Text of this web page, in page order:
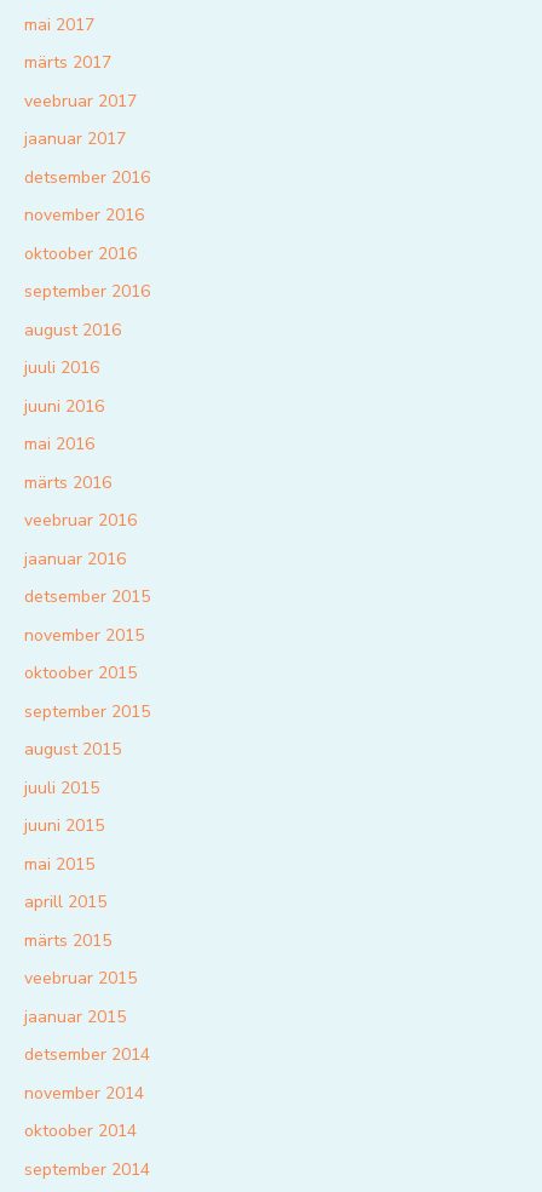
mai 2017
märts 2017
veebruar 2017
jaanuar 2017
detsember 2016
november 2016
oktoober 2016
september 2016
august 2016
juuli 2016
juuni 2016
mai 2016
märts 2016
veebruar 2016
jaanuar 2016
detsember 2015
november 2015
oktoober 2015
september 2015
august 2015
juuli 2015
juuni 2015
mai 2015
aprill 2015
märts 2015
veebruar 2015
jaanuar 2015
detsember 2014
november 2014
oktoober 2014
september 2014